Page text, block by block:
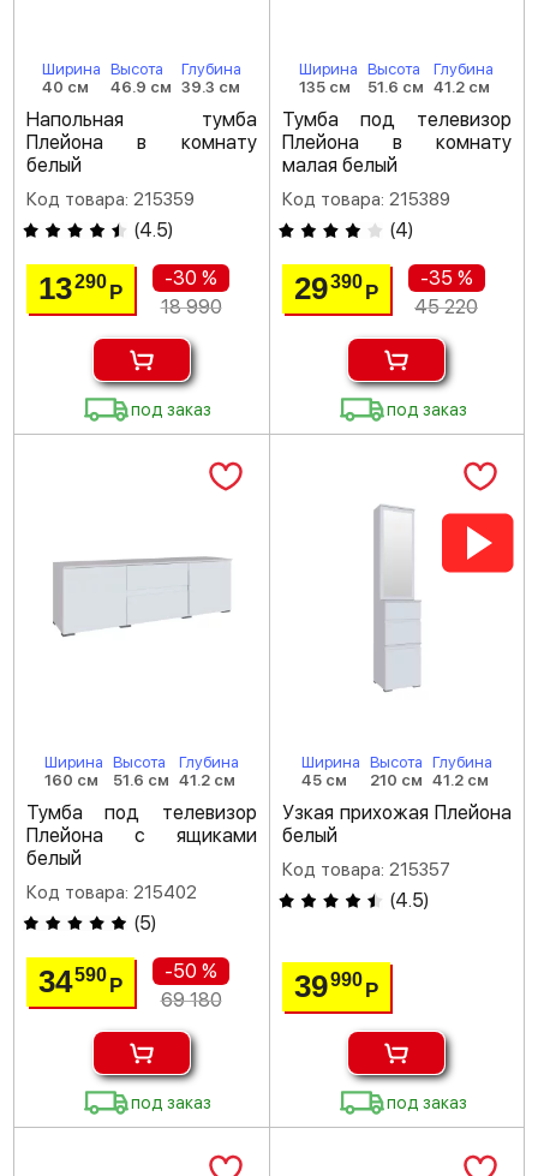
Ширина
40 см
Высота
46.9 см
Глубина
39.3 см
Напольная тумба
Плейона в комнату
белый
Код товара: 215359
(4.5)
13290Р
-30 %
18 990
под заказ
Ширина
135 см
Высота
51.6 см
Глубина
41.2 см
Тумба под телевизор
Плейона в комнату
малая белый
Код товара: 215389
(4)
29390 Р
-35 %
45 220
под заказ
Ширина
160 см
Высота
51.6 см
Глубина
41.2 см
Тумба под телевизор
Плейона с ящиками
белый
Код товара: 215402
(5)
34590Р
-50 %
69 180
под заказ
Ширина
45 см
Высота
210 см
Глубина
41.2 см
Узкая прихожая Плейона
белый
Код товара: 215357
(4.5)
39990 Р
под заказ